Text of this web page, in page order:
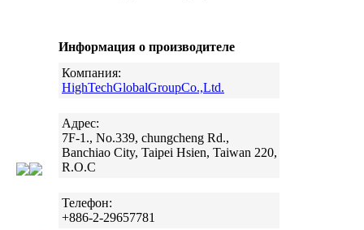
Информация о производителе
Компания:
HighTechGlobalGroupCo.,Ltd.
Адрес:
7F-1., No.339, chungcheng Rd.,
Banchiao City, Taipei Hsien, Taiwan 220,
R.O.C
Телефон:
+886-2-29657781